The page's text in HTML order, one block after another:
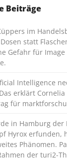
Beiträge
im
statt
Gefahr für
Intelligence
erklärt
für
in Hamburg der
Hyrox erfunden,
Phänomen.
der turi2-